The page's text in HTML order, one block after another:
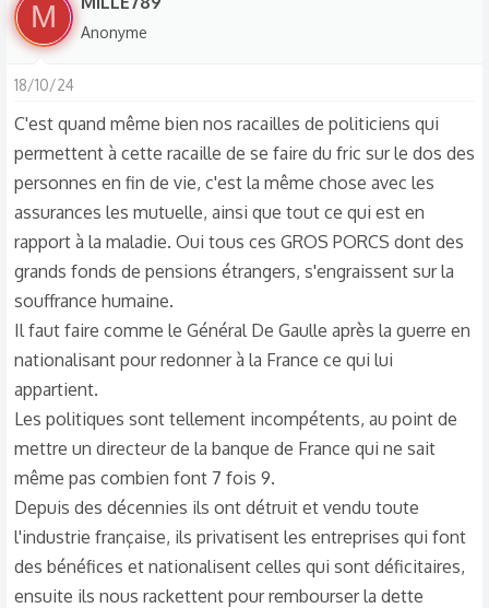
r
é
c
t
n
s
:
M Anonyme
18/10/24
C'est quand même bien nos racailles de politiciens qui
permettent à cette racaille de se faire du fric sur le dos des
personnes en fin de vie, c'est la même chose avec les
assurances les mutuelle, ainsi que tout ce qui est en
rapport à la maladie. Oui tous ces GROS PORCS dont des
grands fonds de pensions étrangers, s'engraissent sur la
souffrance humaine.
Il faut faire comme le Général De Gaulle après la guerre en
nationalisant pour redonner à la France ce qui lui
appartient.
Les politiques sont tellement incompétents, au point de
mettre un directeur de la banque de France qui ne sait
même pas combien font 7 fois 9.
Depuis des décennies ils ont détruit et vendu toute
l'industrie française, ils privatisent les entreprises qui font
des bénéfices et nationalisent celles qui sont déficitaires,
ensuite ils nous rackettent pour rembourser la dette